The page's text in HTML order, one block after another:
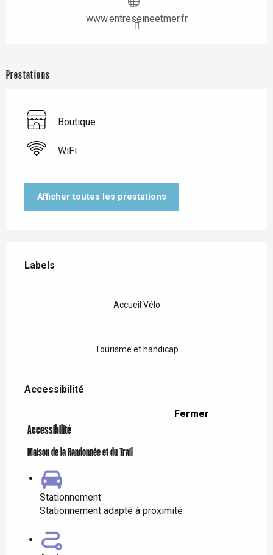
www.entreseineetmer.fr
Prestations
Boutique
WiFi
Afficher toutes les prestations
Labels
Labels
Accueil Vélo
Tourisme et handicap
Accessibilité
Fermer
Accessibilité
Maison de la Randonnée et du Trail
Stationnement
Stationnement adapté à proximité